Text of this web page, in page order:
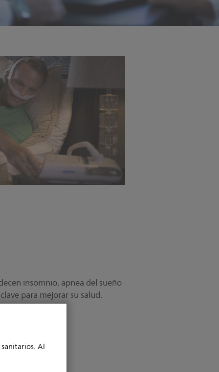
Al
insomnio, apnea del sueño
para mejorar su salud.